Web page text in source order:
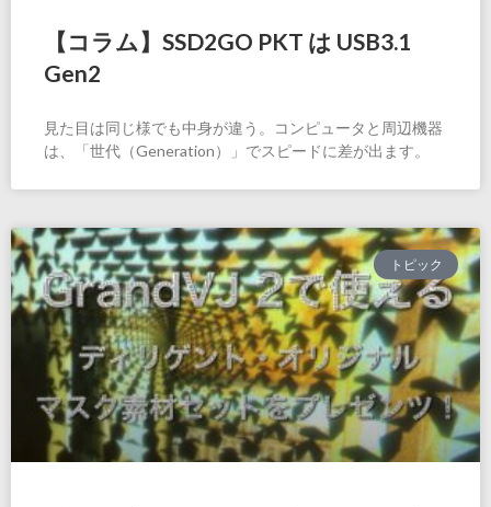
【コラム】SSD2GO PKT は USB3.1
Gen2
見た目は同じ様でも中身が違う。コンピュータと周辺機器
は、「世代（Generation）」でスピードに差が出ます。
トピック